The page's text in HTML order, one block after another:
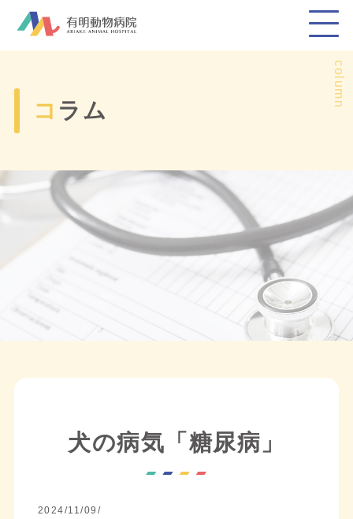
コラム
column
犬の病気「糖尿病」
2024/11/09/